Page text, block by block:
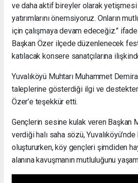
ve daha aktif bireyler olarak
yatırımlarını önemsiyoruz. Onların
için çalışmaya devam edeceğiz.”
Başkan Özer ilçede düzenlenecek
katılacak konsere sanatçılarına
Yuvalıköyü Muhtarı Muhammet
taleplerine gösterdiği ilgi ve
Özer’e teşekkür etti.
Gençlerin sesine kulak veren Başkan
verdiği halı saha sözü,
oluştururken, köy gençleri şimdiden
alanına kavuşmanın mutluluğunu